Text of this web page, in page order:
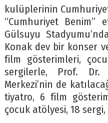
kulüplerinin
“Cumhuriyet Benim”
Gülsuyu
Konak dev bir konser
film gösterimleri,
sergilerle, Prof.
Merkezi’nin de
tiyatro, 6 film
çocuk atölyesi, 18 sergi,